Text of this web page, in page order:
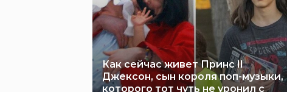
Как сейчас живет Принс II
Джексон, сын короля поп-музыки,
которого тот чуть не уронил с